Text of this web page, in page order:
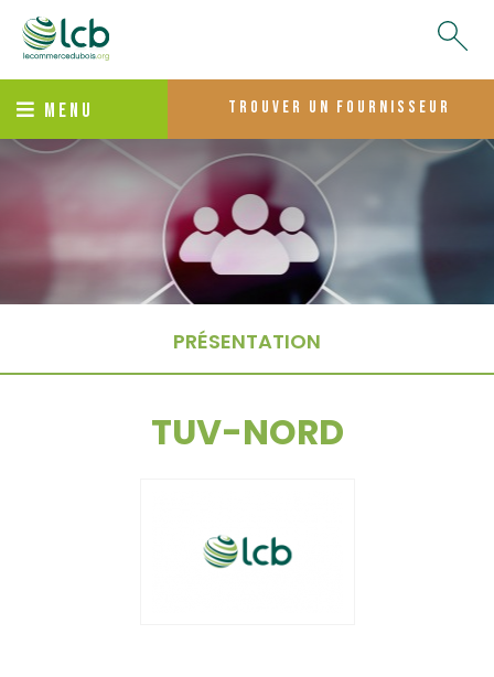
MENU trouver un fournisseur
PRÉSENTATION
TUV-NORD